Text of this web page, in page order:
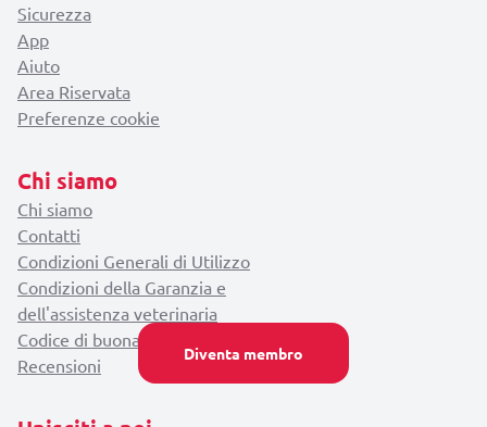
Diventa membro
Sicurezza
App
Aiuto
Area Riservata
Preferenze cookie
Chi siamo
Chi siamo
Contatti
Condizioni Generali di Utilizzo
Condizioni della Garanzia e
dell'assistenza veterinaria
Codice di buona condotta
Recensioni